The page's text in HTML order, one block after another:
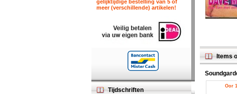
Items
Oor
gelijktijdige bestelling van 5 of
meer (verschillende) artikelen!
Tijdschriften